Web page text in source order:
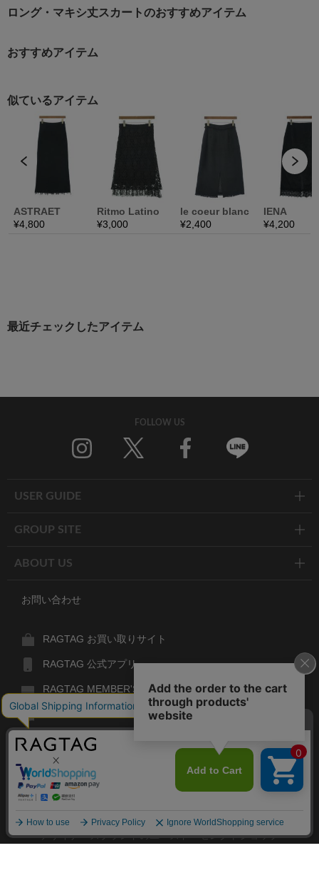
ロング・マキシ丈スカートのおすすめアイテム
おすすめアイテム
最近チェックしたアイテム
FOLLOW US
USER GUIDE
GROUP SITE
ABOUT US
お問い合わせ
RAGTAG お買い取りサイト
RAGTAG 公式アプリ
RAGTAG MEMBER'S CARD
RAGTAG MAGAZINE
RAGTAG Global
RAGTAG
デザイナーズブランドのユーズド・セレクトショップ